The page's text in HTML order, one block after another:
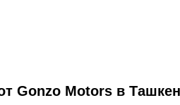
Gonzo Motors в